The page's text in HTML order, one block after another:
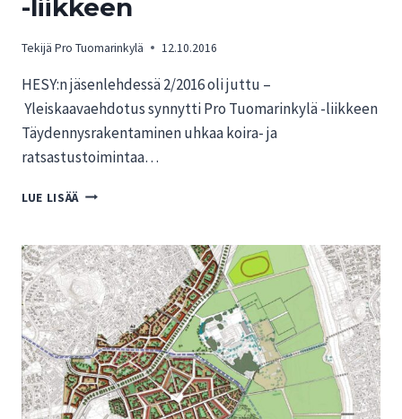
-liikkeen
Tekijä Pro Tuomarinkylä 12.10.2016
HESY:n jäsenlehdessä 2/2016 oli juttu –
Yleiskaavaehdotus synnytti Pro Tuomarinkylä -liikkeen
Täydennysrakentaminen uhkaa koira- ja
ratsastustoimintaa…
LUE LISÄÄ HESY
SYNNYTTI
PRO
TUOMARINKYLÄ
-
LIIKKEEN